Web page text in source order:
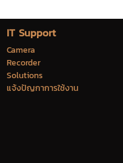
IT Support
Camera
Recorder
Solutions
แจ้งปัญกาการใช้งาน